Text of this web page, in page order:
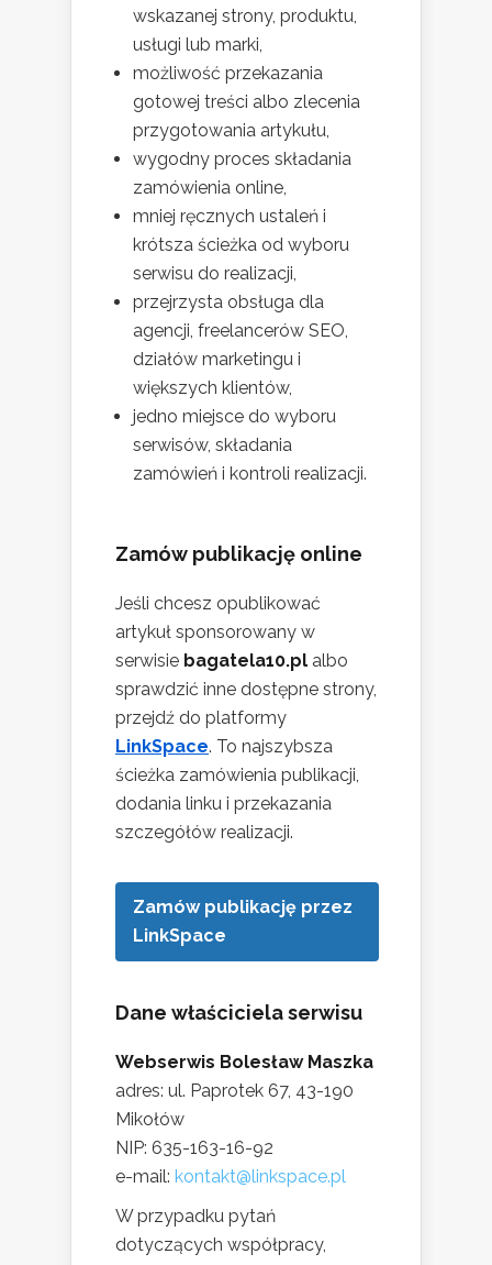
wskazanej strony, produktu,
usługi lub marki,
możliwość przekazania
gotowej treści albo zlecenia
przygotowania artykułu,
wygodny proces składania
zamówienia online,
mniej ręcznych ustaleń i
krótsza ścieżka od wyboru
serwisu do realizacji,
przejrzysta obsługa dla
agencji, freelancerów SEO,
działów marketingu i
większych klientów,
jedno miejsce do wyboru
serwisów, składania
zamówień i kontroli realizacji.
Zamów publikację online
Jeśli chcesz opublikować
artykuł sponsorowany w
serwisie bagatela10.pl albo
sprawdzić inne dostępne strony,
przejdź do platformy
LinkSpace. To najszybsza
ścieżka zamówienia publikacji,
dodania linku i przekazania
szczegółów realizacji.
Zamów publikację przez
LinkSpace
Dane właściciela serwisu
Webserwis Bolesław Maszka
adres: ul. Paprotek 67, 43-190
Mikołów
NIP: 635-163-16-92
e-mail: kontakt@linkspace.pl
W przypadku pytań
dotyczących współpracy,